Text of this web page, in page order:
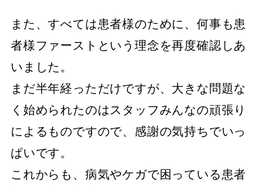
また、すべては患者様のために、何事も患
者様ファーストという理念を再度確認しあ
いました。
まだ半年経っただけですが、大きな問題な
く始められたのはスタッフみんなの頑張り
によるものですので、感謝の気持ちでいっ
ぱいです。
これからも、病気やケガで困っている患者